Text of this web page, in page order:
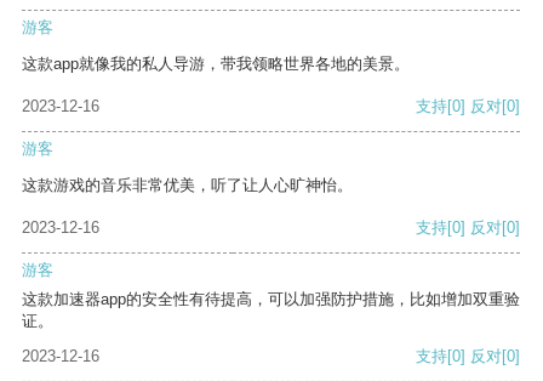
游客
这款app就像我的私人导游，带我领略世界各地的美景。
2023-12-16 支持[0] 反对[0]
游客
这款游戏的音乐非常优美，听了让人心旷神怡。
2023-12-16 支持[0] 反对[0]
游客
这款加速器app的安全性有待提高，可以加强防护措施，比如增加双重验
证。
2023-12-16
支持[0] 反对[0]